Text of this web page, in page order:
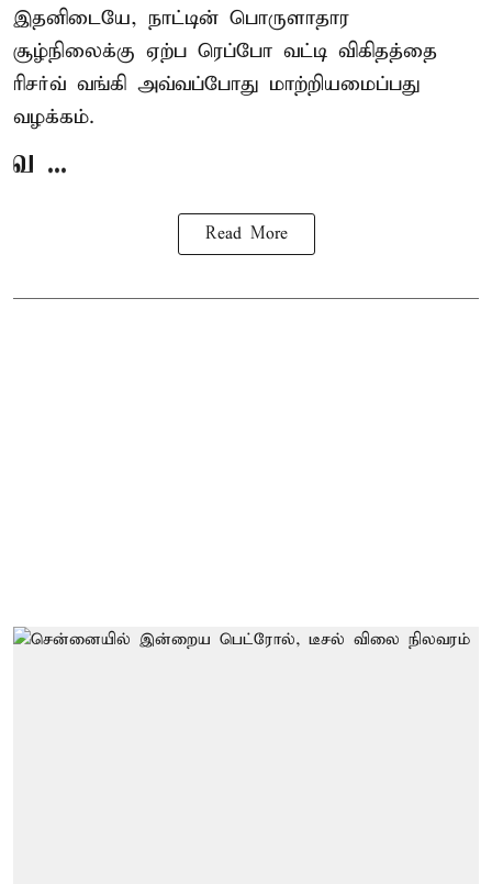
இதனிடையே, நாட்டின் பொருளாதார
சூழ்நிலைக்கு ஏற்ப ரெப்போ வட்டி விகிதத்தை
ரிசர்வ் வங்கி அவ்வப்போது மாற்றியமைப்பது
வழக்கம்.
வ ...
Read More